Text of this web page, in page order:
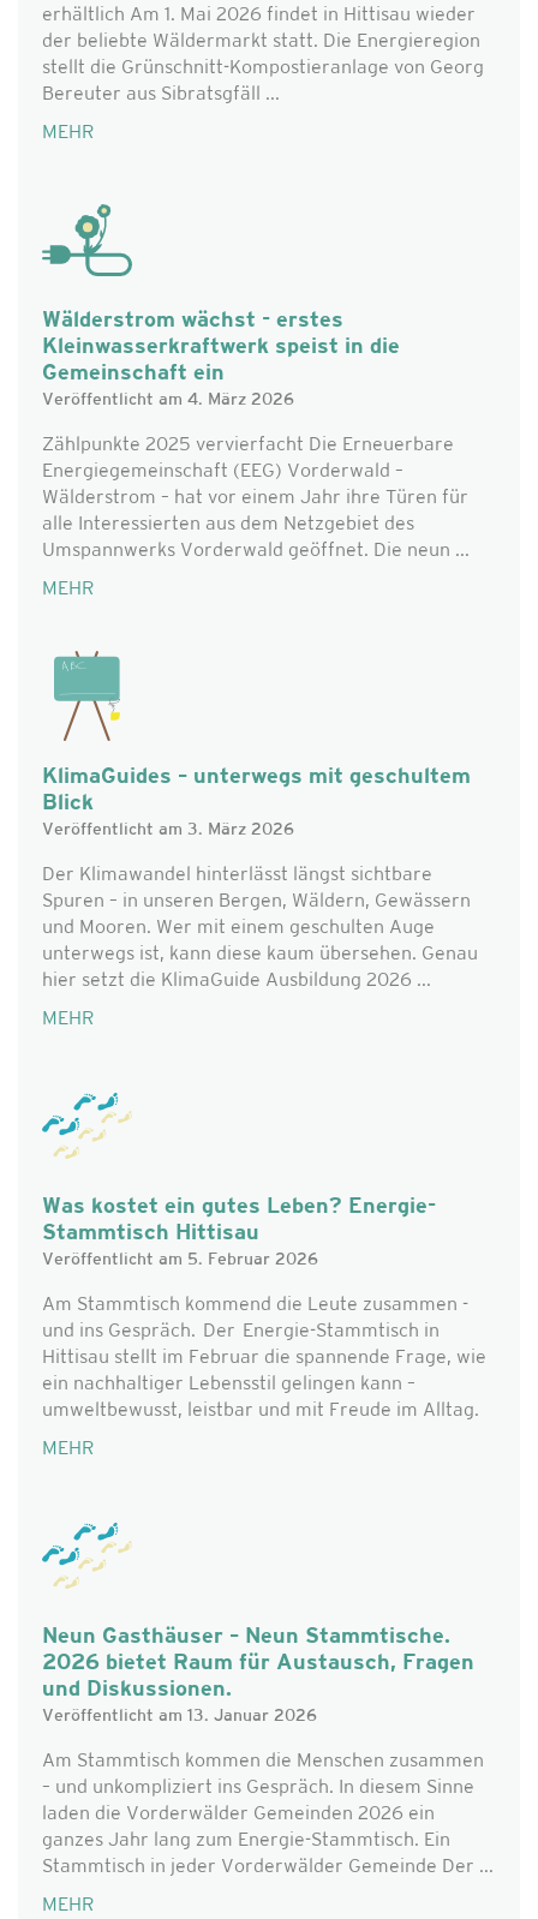
erhältlich Am 1. Mai 2026 findet in Hittisau wieder
der beliebte Wäldermarkt statt. Die Energieregion
stellt die Grünschnitt-Kompostieranlage von Georg
Bereuter aus Sibratsgfäll ...
MEHR
Wälderstrom wächst - erstes
Kleinwasserkraftwerk speist in die
Gemeinschaft ein
Veröffentlicht am 4. März 2026
Zählpunkte 2025 vervierfacht Die Erneuerbare
Energiegemeinschaft (EEG) Vorderwald –
Wälderstrom – hat vor einem Jahr ihre Türen für
alle Interessierten aus dem Netzgebiet des
Umspannwerks Vorderwald geöffnet. Die neun ...
MEHR
KlimaGuides – unterwegs mit geschultem
Blick
Veröffentlicht am 3. März 2026
Der Klimawandel hinterlässt längst sichtbare
Spuren – in unseren Bergen, Wäldern, Gewässern
und Mooren. Wer mit einem geschulten Auge
unterwegs ist, kann diese kaum übersehen. Genau
hier setzt die KlimaGuide Ausbildung 2026 ...
MEHR
Was kostet ein gutes Leben? Energie-
Stammtisch Hittisau
Veröffentlicht am 5. Februar 2026
Am Stammtisch kommend die Leute zusammen -
und ins Gespräch. Der Energie-Stammtisch in
Hittisau stellt im Februar die spannende Frage, wie
ein nachhaltiger Lebensstil gelingen kann –
umweltbewusst, leistbar und mit Freude im Alltag.
MEHR
Neun Gasthäuser – Neun Stammtische.
2026 bietet Raum für Austausch, Fragen
und Diskussionen.
Veröffentlicht am 13. Januar 2026
Am Stammtisch kommen die Menschen zusammen
– und unkompliziert ins Gespräch. In diesem Sinne
laden die Vorderwälder Gemeinden 2026 ein
ganzes Jahr lang zum Energie-Stammtisch. Ein
Stammtisch in jeder Vorderwälder Gemeinde Der ...
MEHR